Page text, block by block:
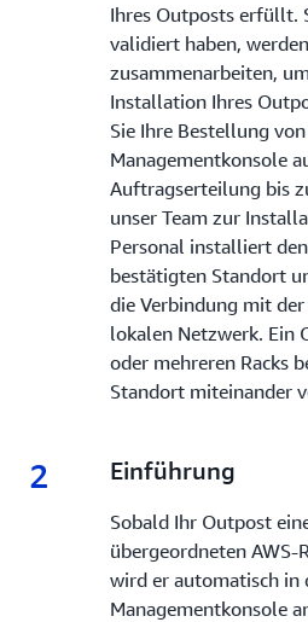
Ihres Outposts erfüllt.
validiert haben,
zusammenarbeiten,
Installation Ihres
Sie Ihre Bestellung
Managementkonsole
Auftragserteilung bis
unser Team zur
Personal installiert
bestätigten Standort
die Verbindung mit
lokalen Netzwerk. Ein
oder mehreren Racks
Standort miteinander
2 2.
Einführung
Sobald Ihr Outpost
übergeordneten
wird er automatisch in
Managementkonsole